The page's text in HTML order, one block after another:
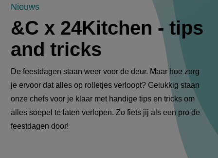
&C
24Kitchen
tips
and
Nieuws
&C x 24Kitchen - tips
and tricks
De feestdagen staan weer voor de deur. Maar hoe zorg
je ervoor dat alles op rolletjes verloopt? Gelukkig staan
onze chefs voor je klaar met handige tips en tricks om
alles soepel te laten verlopen. Zo fiets jij als een pro de
feestdagen door!